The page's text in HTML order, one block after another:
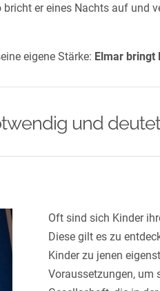
er eines Nachts auf und
eigene Stärke: Elmar bringt
und
Oft sind sich Kinder
Diese gilt es zu
Kinder zu jenen
Voraussetzungen, um